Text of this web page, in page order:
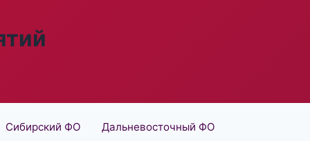
Сибирский ФО Дальневосточный ФО